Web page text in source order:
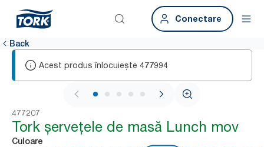
Conectare
Back
Acest produs înlocuiește 477994
1 / 6
477207
Tork șervețele de masă Lunch mov
Culoare